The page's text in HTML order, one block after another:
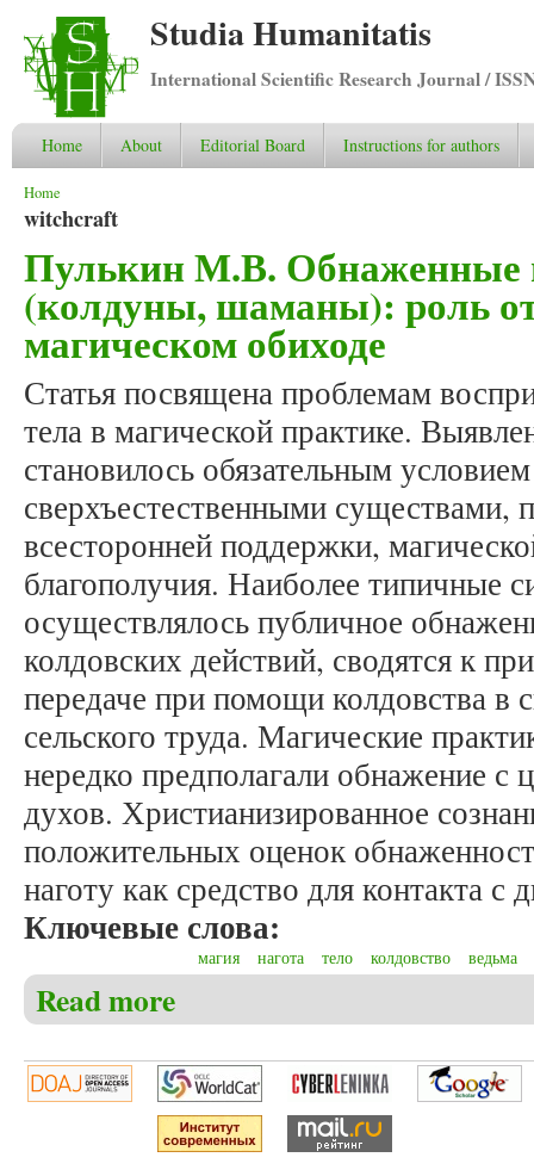
Studia Humanitatis
International Scientific Research Journal /
Home About Editorial Board Instructions for authors
You are here
Home
witchcraft
Пулькин М.В. Обнаженные
(колдуны, шаманы): роль
магическом обиходе
Статья посвящена проблемам
тела в магической практике.
становилось обязательным
сверхъестественными существами,
всесторонней поддержки,
благополучия. Наиболее типичные
осуществлялось публичное
колдовских действий, сводятся к
передаче при помощи колдовства в
сельского труда. Магические
нередко предполагали обнажение с
духов. Христианизированное
положительных оценок
наготу как средство для контакта с
Ключевые слова:
магия нагота тело колдовство ведьма
Read more